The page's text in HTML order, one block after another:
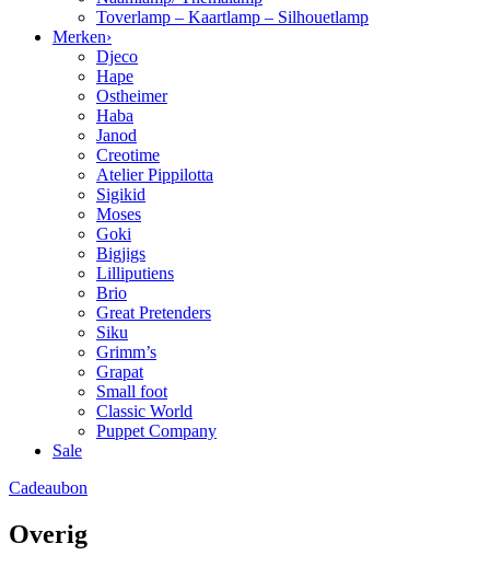
Toverlamp – Kaartlamp – Silhouetlamp
Merken›
Djeco
Hape
Ostheimer
Haba
Janod
Creotime
Atelier Pippilotta
Sigikid
Moses
Goki
Bigjigs
Lilliputiens
Brio
Great Pretenders
Siku
Grimm’s
Grapat
Small foot
Classic World
Puppet Company
Sale
Cadeaubon
Overig